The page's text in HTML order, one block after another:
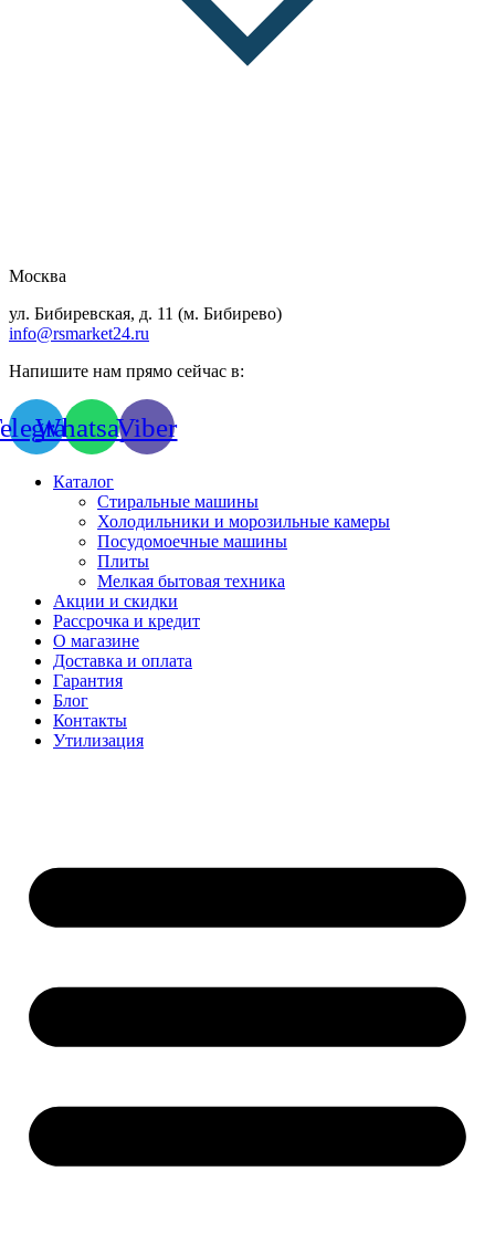
Москва
ул. Бибиревская, д. 11 (м. Бибирево)
info@rsmarket24.ru
Напишите нам прямо сейчас в:
WhatsappViber
Каталог
Стиральные машины
Холодильники и морозильные камеры
Посудомоечные машины
Плиты
Мелкая бытовая техника
Акции и скидки
Рассрочка и кредит
О магазине
Доставка и оплата
Гарантия
Блог
Контакты
Утилизация